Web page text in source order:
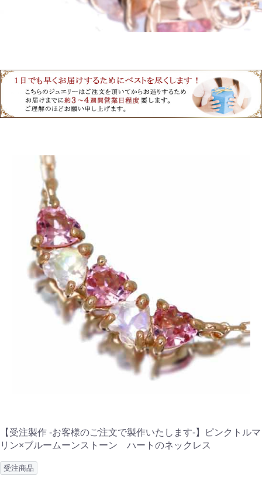
【受注製作 -お客様のご注文で製作いたします-】ピンクトルマ
リン×ブルームーンストーン ハートのネックレス
受注商品